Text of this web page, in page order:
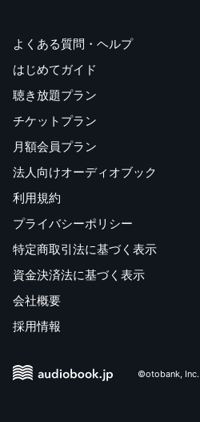
よくある質問・ヘルプ
はじめてガイド
聴き放題プラン
チケットプラン
月額会員プラン
法人向けオーディオブック
利用規約
プライバシーポリシー
特定商取引法に基づく表示
資金決済法に基づく表示
会社概要
採用情報
©otobank, Inc.